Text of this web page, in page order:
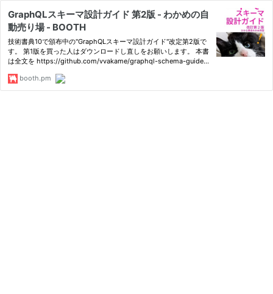
GraphQLスキーマ設計ガイド 第2版 - わかめの自
動売り場 - BOOTH
技術書典10で頒布中の"GraphQLスキーマ設計ガイド"改定第2版で
す。 第1版を買った人はダウンロードし直しをお願いします。 本書
は全文を https://github.com/vvakame/graphql-schema-guide
ちらを利用するとよいでしょう。 本書の宣伝(第1版時点) https://bl
o…
booth.pm